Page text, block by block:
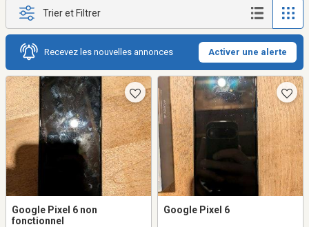
Trier et Filtrer
Recevez les nouvelles annonces Activer une alerte
Google Pixel 6 non
fonctionnel
Google Pixel 6